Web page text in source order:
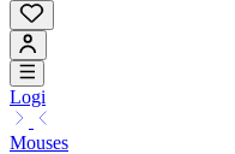
Logi
Mouses